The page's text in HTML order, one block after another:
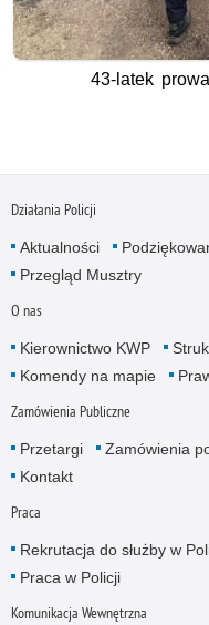
43-latek
Działania Policji
Aktualności
Przegląd Musztry
O nas
Kierownictwo KWP
Komendy na mapie
Zamówienia Publiczne
Przetargi Zamówienia
Kontakt
Praca
Rekrutacja do służby w
Praca w Policji
Komunikacja Wewnętrzna